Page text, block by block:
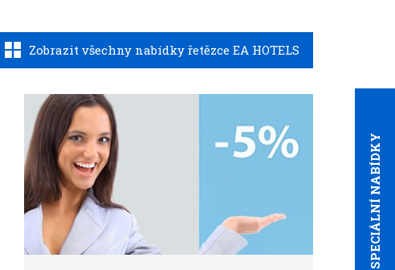
SPECIÁLNÍ NABÍDKY
Zobrazit všechny nabídky řetězce EA HOTELS